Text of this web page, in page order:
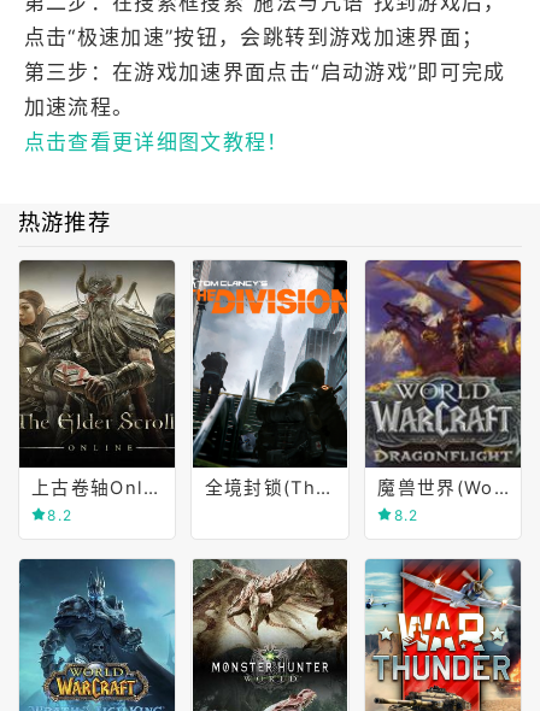
点击“极速加速”按钮，会跳转到游戏加速界面；
第三步：在游戏加速界面点击“启动游戏”即可完成
加速流程。
点击查看更详细图文教程！
热游推荐
上古卷轴Online(The Elder Scrolls Online)
8.2
全境封锁(The Division) 魔兽世界(World of Warcraft)
8.2